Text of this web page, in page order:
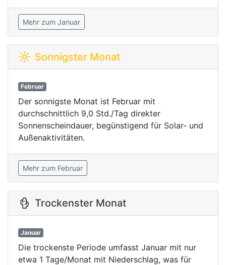
Mehr zum Januar
Sonnigster Monat
Februar
Der sonnigste Monat ist Februar mit
durchschnittlich 9,0 Std./Tag direkter
Sonnenscheindauer, begünstigend für Solar- und
Außenaktivitäten.
Mehr zum Februar
Trockenster Monat
Januar
Die trockenste Periode umfasst Januar mit nur
etwa 1 Tage/Monat mit Niederschlag, was für